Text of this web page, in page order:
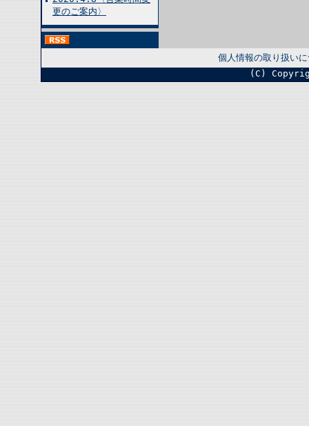
更のご案内〉
個人情報の取り扱い
(C)